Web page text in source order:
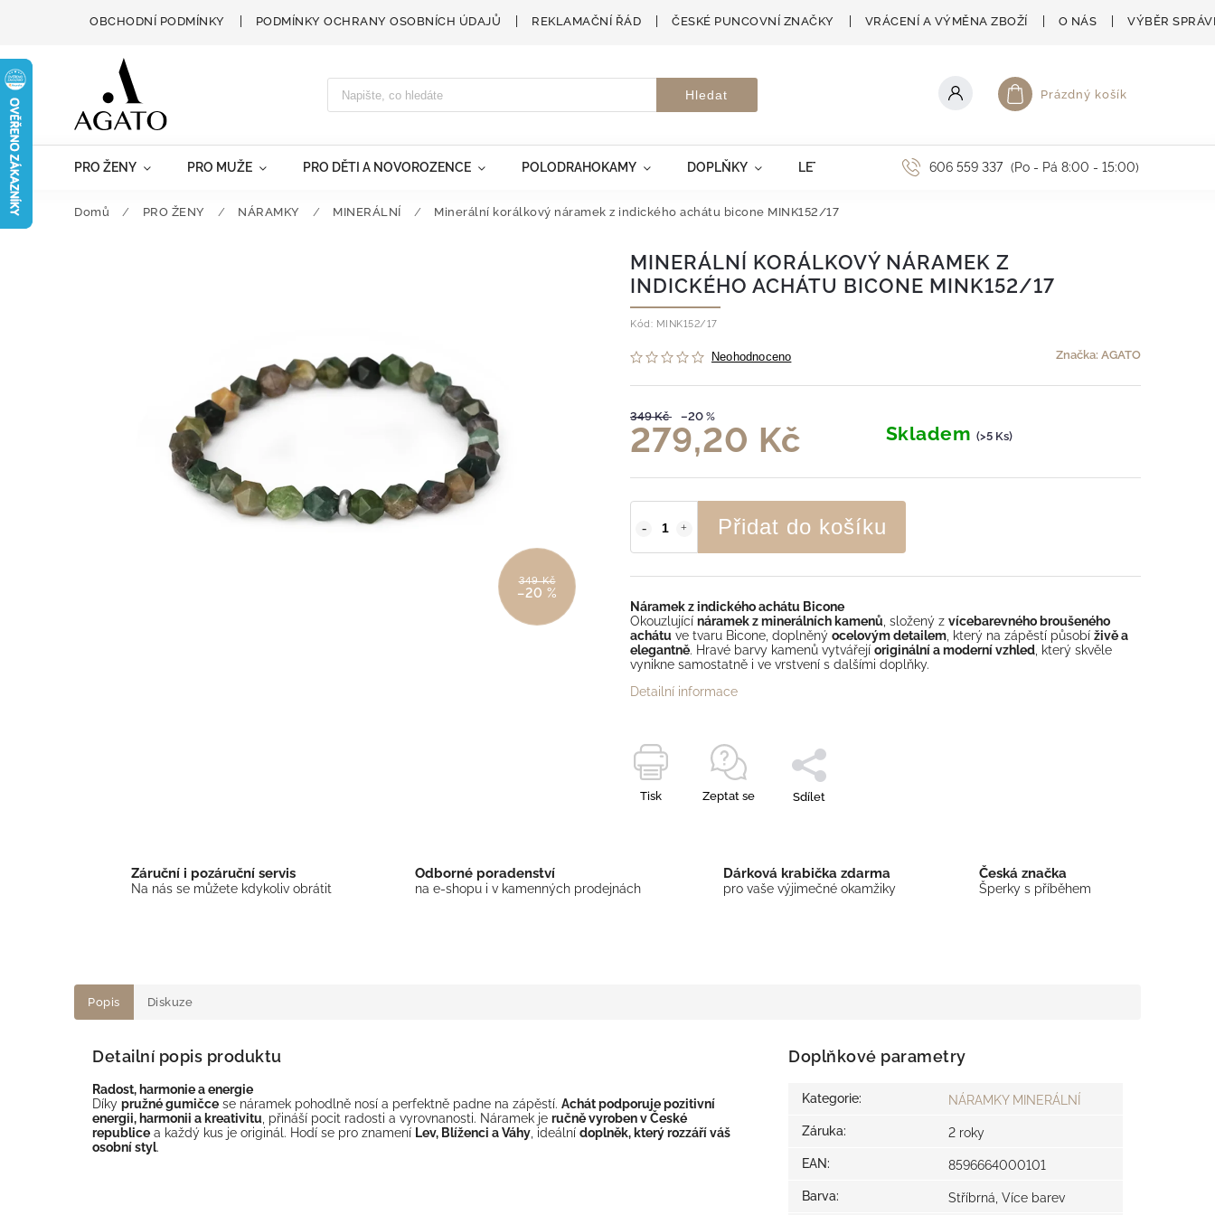
OBCHODNÍ PODMÍNKY PODMÍNKY OCHRANY OSOBNÍCH ÚDAJŮ REKLAMAČNÍ ŘÁD ČESKÉ PUNCOVNÍ ZNAČKY VRÁCENÍ A VÝMĚNA ZBOŽÍ O NÁS VÝBĚR
Hledat Nákupní košík
Prázdný košík
PRO ŽENY PRO MUŽE PRO DĚTI A NOVOROZENCE POLODRAHOKAMY DOPLŇKY LETNÍ AKCE 606 559 337 (Po - Pá 8:00 - 15:00)
Domů / PRO ŽENY / NÁRAMKY / MINERÁLNÍ / Minerální korálkový náramek z indického achátu bicone MINK152/17
349 Kč
–20 %
MINERÁLNÍ KORÁLKOVÝ NÁRAMEK Z
INDICKÉHO ACHÁTU BICONE MINK152/17
Kód: MINK152/17
Neohodnoceno Značka: AGATO
349 Kč –20 %
279,20 Kč Skladem (>5 Ks)
Přidat do košíku
Náramek z indického achátu Bicone
Okouzlující náramek z minerálních kamenů , složený z vícebarevného broušeného
achátu ve tvaru Bicone, doplněný ocelovým detailem , který na zápěstí působí živě a
elegantně. Hravé barvy kamenů vytvářejí originální a moderní vzhled , který skvěle
vynikne samostatně i ve vrstvení s dalšími doplňky.
Detailní informace
Tisk Zeptat se Sdílet
Záruční i pozáruční servis
Na nás se můžete kdykoliv obrátit
Odborné poradenství
na e-shopu i v kamenných prodejnách
Dárková krabička zdarma
pro vaše výjimečné okamžiky
Česká značka
Šperky s příběhem
Popis Diskuze
Detailní popis produktu
Radost, harmonie a energie
Díky pružné gumičce se náramek pohodlně nosí a perfektně padne na zápěstí. Achát podporuje pozitivní
energii, harmonii a kreativitu, přináší pocit radosti a vyrovnanosti. Náramek je ručně vyroben v České
republice a každý kus je originál. Hodí se pro znamení Lev, Blíženci a Váhy, ideální doplněk, který rozzáří váš
osobní styl.
Doplňkové parametry
Kategorie: NÁRAMKY MINERÁLNÍ
Záruka: 2 roky
EAN: 8596664000101
Barva: Stříbrná, Více barev